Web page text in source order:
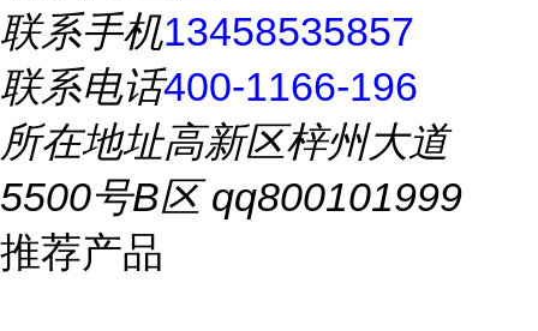
联系手机13458535857
联系电话400-1166-196
所在地址高新区梓州大道
5500号B区 qq800101999
推荐产品